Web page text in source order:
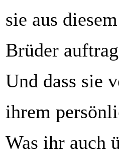
sie aus
Brüder
Und dass sie
ihrem
Was ihr auch